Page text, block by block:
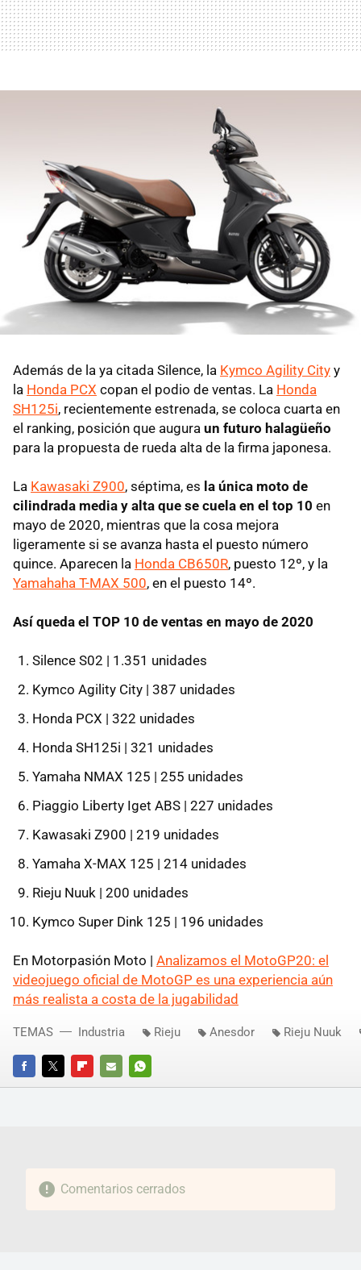
Además de la ya citada Silence, la Kymco Agility City y
la Honda PCX copan el podio de ventas. La Honda
SH125i, recientemente estrenada, se coloca cuarta en
el ranking, posición que augura un futuro halagüeño
para la propuesta de rueda alta de la firma japonesa.
La Kawasaki Z900, séptima, es la única moto de
cilindrada media y alta que se cuela en el top 10 en
mayo de 2020, mientras que la cosa mejora
ligeramente si se avanza hasta el puesto número
quince. Aparecen la Honda CB650R, puesto 12º, y la
Yamahaha T-MAX 500, en el puesto 14º.
Así queda el TOP 10 de ventas en mayo de 2020
Silence S02 | 1.351 unidades
Kymco Agility City | 387 unidades
Honda PCX | 322 unidades
Honda SH125i | 321 unidades
Yamaha NMAX 125 | 255 unidades
Piaggio Liberty Iget ABS | 227 unidades
Kawasaki Z900 | 219 unidades
Yamaha X-MAX 125 | 214 unidades
Rieju Nuuk | 200 unidades
Kymco Super Dink 125 | 196 unidades
En Motorpasión Moto | Analizamos el MotoGP20: el
videojuego oficial de MotoGP es una experiencia aún
más realista a costa de la jugabilidad
FACEBOOKTWITTERFLIPBOARD
E-
WHATSAPP
TEMAS Industria Rieju Anesdor Rieju Nuuk
Comentarios cerrados